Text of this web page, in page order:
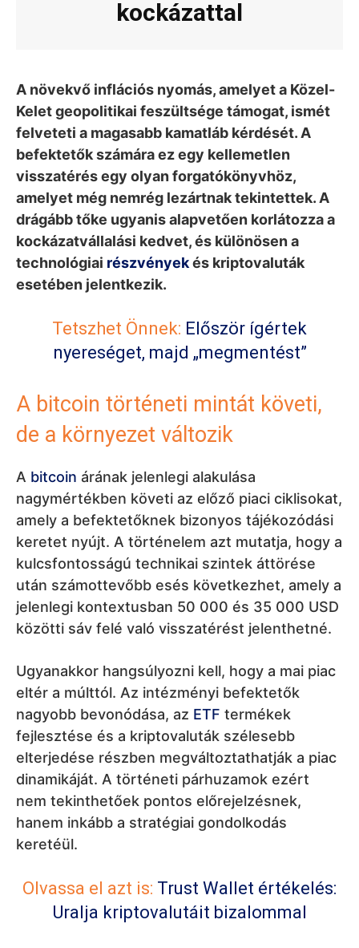
kockázattal
A növekvő inflációs nyomás, amelyet a Közel-
Kelet geopolitikai feszültsége támogat, ismét
felveteti a magasabb kamatláb kérdését. A
befektetők számára ez egy kellemetlen
visszatérés egy olyan forgatókönyvhöz,
amelyet még nemrég lezártnak tekintettek. A
drágább tőke ugyanis alapvetően korlátozza a
kockázatvállalási kedvet, és különösen a
technológiai részvényekés kriptovaluták
esetében jelentkezik.
Tetszhet Önnek: Először ígértek
nyereséget, majd „megmentést”
A bitcoin történeti mintát követi,
de a környezet változik
A bitcoin árának jelenlegi alakulása
nagymértékben követi az előző piaci ciklisokat,
amely a befektetőknek bizonyos tájékozódási
keretet nyújt. A történelem azt mutatja, hogy a
kulcsfontosságú technikai szintek áttörése
után számottevőbb esés következhet, amely a
jelenlegi kontextusban 50 000 és 35 000 USD
közötti sáv felé való visszatérést jelenthetné.
Ugyanakkor hangsúlyozni kell, hogy a mai piac
eltér a múlttól. Az intézményi befektetők
nagyobb bevonódása, az ETF termékek
fejlesztése és a kriptovaluták szélesebb
elterjedése részben megváltoztathatják a piac
dinamikáját. A történeti párhuzamok ezért
nem tekinthetőek pontos előrejelzésnek,
hanem inkább a stratégiai gondolkodás
keretéül.
Olvassa el azt is: Trust Wallet értékelés:
Uralja kriptovalutáit bizalommal